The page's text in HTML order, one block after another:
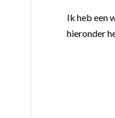
Ik heb een
hieronder